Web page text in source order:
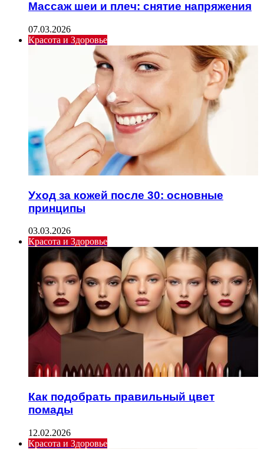
Массаж шеи и плеч: снятие напряжения
07.03.2026
Красота и Здоровье
Уход за кожей после 30: основные
принципы
03.03.2026
Красота и Здоровье
Как подобрать правильный цвет
помады
12.02.2026
Красота и Здоровье